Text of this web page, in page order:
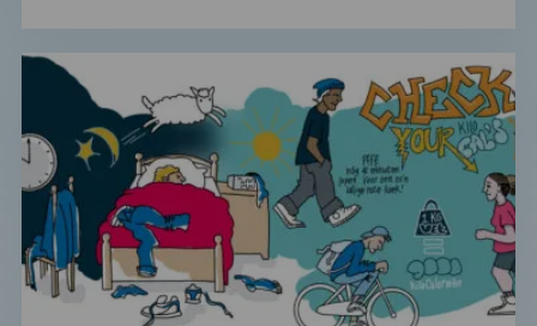
Lees
Voeding
en
beweging